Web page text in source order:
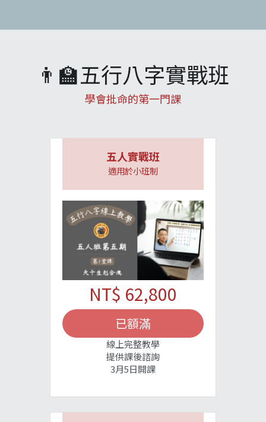
👨‍🏫五行八字實戰班
學會批命的第一門課
五人實戰班
適用於小班制
NT$ 62,800
已額滿
線上完整教學
提供課後諮詢
3月5日開課